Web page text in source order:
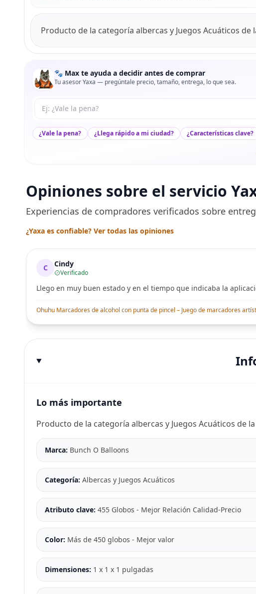
Producto de la categoría albercas y Juegos Acuáticos de
🐾 Max te ayuda a decidir antes de comprar
Tu asesor Yaxa — pregúntale precio, tamaño, entrega, lo que sea.
Tu pregunta a Max
¿Vale la pena? ¿Llega rápido a mi ciudad? ¿Características clave?
Opiniones sobre el servicio
Experiencias de compradores verificados sobre
¿Yaxa es confiable? Ver todas las opiniones
C Cindy
Verificado
Llego en muy buen estado y en el tiempo que indicaba la
Ohuhu Marcadores de alcohol con punta de pincel – Juego de marcadores
Lo más importante
Producto de la categoría albercas y Juegos Acuáticos de
Marca: Bunch O Balloons
Categoría: Albercas y Juegos Acuáticos
Atributo clave: 455 Globos - Mejor Relación Calidad-Precio
Color: Más de 450 globos - Mejor valor
Dimensiones: 1 x 1 x 1 pulgadas